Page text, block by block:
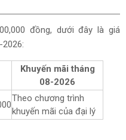
đồng, dưới đây là giá
2026:
Khuyến mãi tháng
08-2026
Theo chương trình
khuyến mãi của đại lý